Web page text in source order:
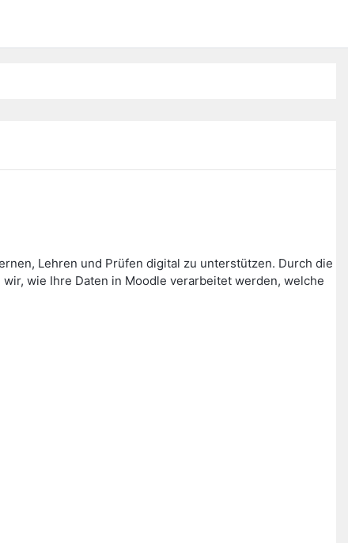
Lehren und Prüfen digital zu unterstützen. Durch die
wie Ihre Daten in Moodle verarbeitet werden, welche